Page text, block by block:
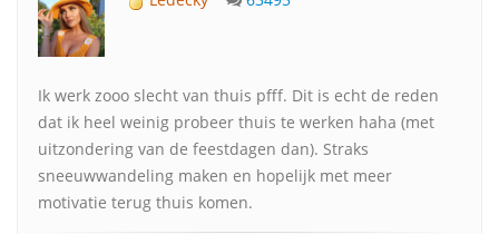
Ik werk zooo slecht van thuis pfff. Dit is echt de reden
dat ik heel weinig probeer thuis te werken haha (met
uitzondering van de feestdagen dan). Straks
sneeuwwandeling maken en hopelijk met meer
motivatie terug thuis komen.